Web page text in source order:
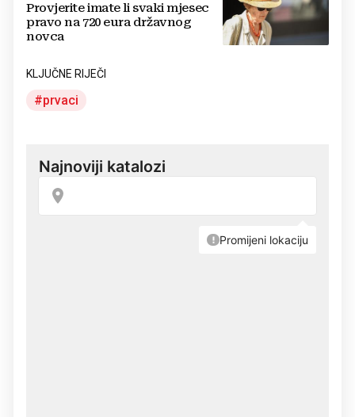
Provjerite imate li svaki mjesec
pravo na 720 eura državnog
novca
KLJUČNE RIJEČI
prvaci